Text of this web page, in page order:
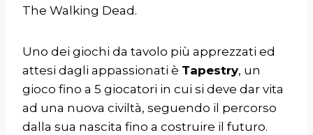
The Walking Dead.
Uno dei giochi da tavolo più apprezzati ed
attesi dagli appassionati è Tapestry, un
gioco fino a 5 giocatori in cui si deve dar vita
ad una nuova civiltà, seguendo il percorso
dalla sua nascita fino a costruire il futuro.